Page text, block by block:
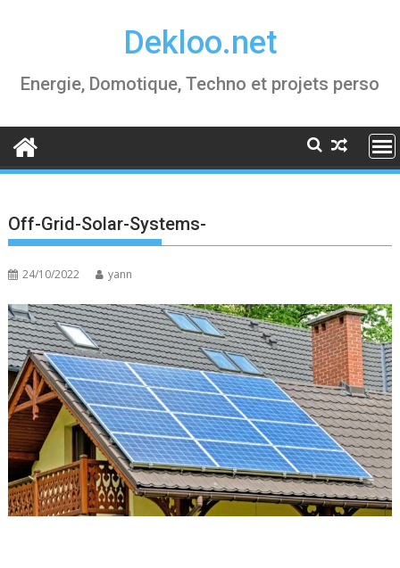
Dekloo.net
Energie, Domotique, Techno et projets perso
Off-Grid-Solar-Systems-
24/10/2022 yann